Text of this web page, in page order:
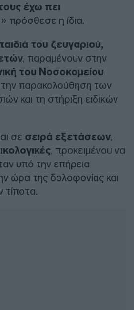
έχω πει
πρόσθεσε η ίδια.
του ζευγαριού,
, παραμένουν στην
του Νοσοκομείου
παρακολούθηση των
και τη στήριξη ειδικών
σε σειρά εξετάσεων,
, προκειμένου να
υπό την επήρεια
ώρα της δολοφονίας και
τίποτα.